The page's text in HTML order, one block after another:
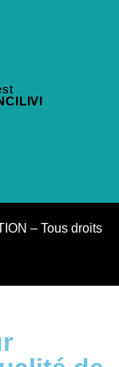
– Tous droits